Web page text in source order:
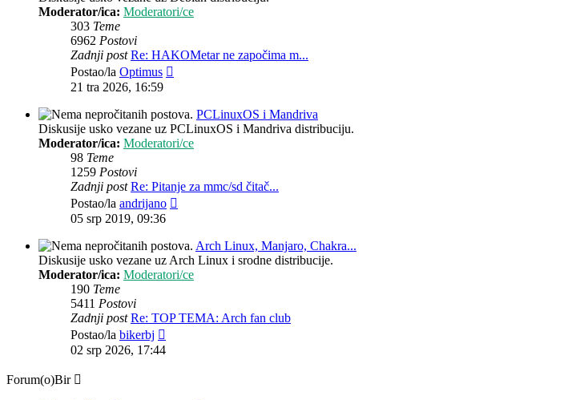
Moderator/ica: Moderatori/ce
303 Teme
6962 Postovi
Zadnji post Re: HAKOMetar ne započima m...
Postao/la Optimus
21 tra 2026, 16:59
PCLinuxOS i Mandriva
Diskusije usko vezane uz PCLinuxOS i Mandriva distribuciju.
Moderator/ica: Moderatori/ce
98 Teme
1259 Postovi
Zadnji post Re: Pitanje za mmc/sd čitač...
Postao/la andrijano
05 srp 2019, 09:36
Arch Linux, Manjaro, Chakra...
Diskusije usko vezane uz Arch Linux i srodne distribucije.
Moderator/ica: Moderatori/ce
190 Teme
5411 Postovi
Zadnji post Re: TOP TEMA: Arch fan club
Postao/la bikerbj
02 srp 2026, 17:44
Forum(o)Bir